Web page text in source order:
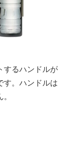
するハンドルが
す。ハンドルは